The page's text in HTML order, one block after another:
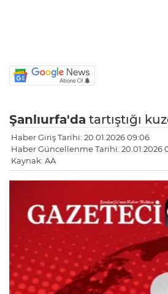
Şanlıurfa'da tartıştığı
Haber Giriş Tarihi: 20.01.2026 09:06
Haber Güncellenme Tarihi: 20.01.2026
Kaynak: AA